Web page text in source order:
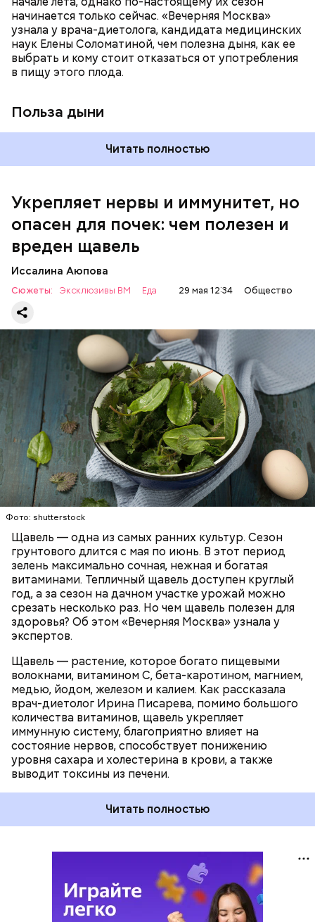
начинается только сейчас. «Вечерняя Москва»
узнала у врача-диетолога, кандидата медицинских
наук Елены Соломатиной, чем полезна дыня, как ее
выбрать и кому стоит отказаться от употребления
в пищу этого плода.
Польза дыни
спазмироваться.
Читать полностью
Укрепляет нервы и иммунитет, но
опасен для почек: чем полезен и
вреден щавель
Иссалина Аюпова
Сюжеты: Эксклюзивы ВМ Еда 29 мая 12:34 Общество
Фото: shutterstock
Щавель — одна из самых ранних культур. Сезон
грунтового длится с мая по июнь. В этот период
зелень максимально сочная, нежная и богатая
витаминами. Тепличный щавель доступен круглый
год, а за сезон на дачном участке урожай можно
срезать несколько раз. Но чем щавель полезен для
здоровья? Об этом «Вечерняя Москва» узнала у
экспертов.
Щавель — растение, которое богато пищевыми
волокнами, витамином С, бета-каротином, магнием,
медью, йодом, железом и калием. Как рассказала
врач-диетолог Ирина Писарева, помимо большого
количества витаминов, щавель укрепляет
иммунную систему, благоприятно влияет на
состояние нервов, способствует понижению
уровня сахара и холестерина в крови, а также
выводит токсины из печени.
Опасность же щавеля состоит в том, что он
содержит большое количество щавелевой кислоты,
которая может способствовать образованию
— Если человек уже болеет мочекаменной
болезнью, щавель ему не рекомендуется. При
артрите, гастрите, холецистите, синдроме
раздраженного кишечника, язвах и панкреатите
продукт тоже лучше исключить из рациона, —
предупредила врач. — Он может привести к
повышению кислотности желудка и раздражать
слизистые оболочки.
По мнению специалиста, здоровому человеку
достаточно включать щавель в рацион несколько
раз в месяц. В небольших количествах в свежем
Читать полностью
ЗДОРОВЬЕ ВРАЧИ
РАСТЕНИЯ
ПРОДУКТЫ